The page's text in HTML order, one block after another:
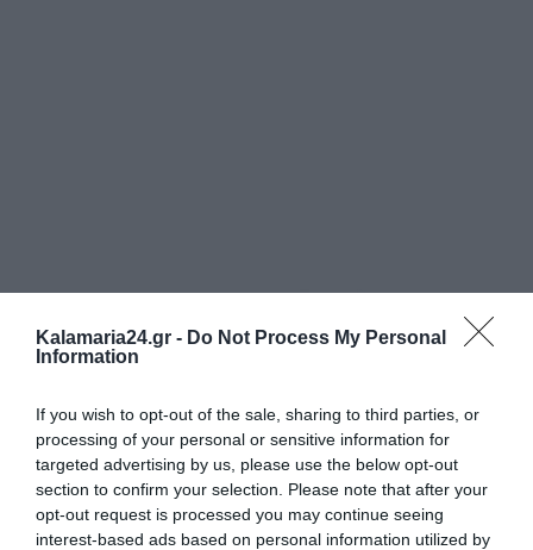
Kalamaria24.gr - Do Not Process My Personal
Information
If you wish to opt-out of the sale, sharing to third parties, or
processing of your personal or sensitive information for
targeted advertising by us, please use the below opt-out
section to confirm your selection. Please note that after your
opt-out request is processed you may continue seeing
interest-based ads based on personal information utilized by